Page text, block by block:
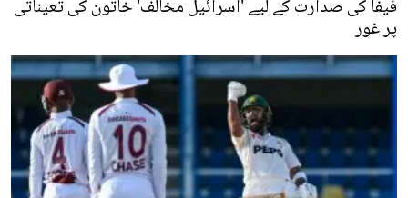
فیفا کی صدارت کے لیے 'اسرائیل مخالف' خاتون کی تعیناتی
پر غور